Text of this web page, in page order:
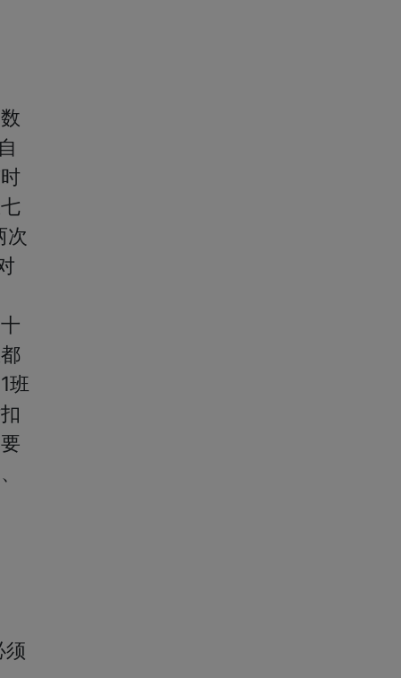
次
班
须